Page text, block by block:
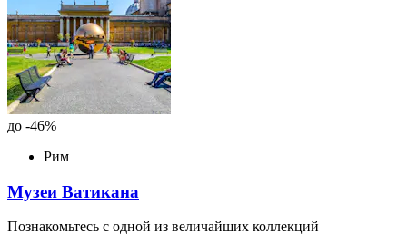
до -46%
Рим
Музеи Ватикана
Познакомьтесь с одной из величайших коллекций